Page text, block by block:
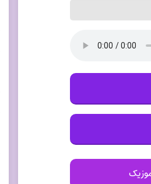
موزیک